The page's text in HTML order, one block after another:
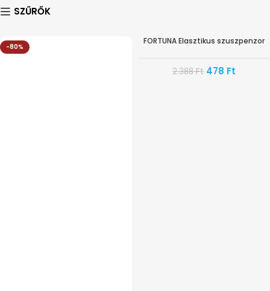
SZŰRŐK
-80%
FORTUNA Elasztikus szuszpenzor
2.388Ft 478 Ft